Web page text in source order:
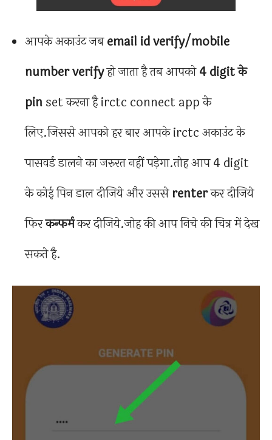
आपके अकाउंट जबemail id verify/mobile
number verifyहो जाता है तब आपको4 digit के
pinset करना है irctc connect app के
लिए.जिससे आपको हर बार आपके irctc अकाउंट के
पासवर्ड डालने का जरुरत नहीं पड़ेगा.तोह आप 4 digit
के कोई पिन डाल दीजिये और उससेrenterकर दीजिये
फिरकन्फर्मकर दीजिये.जोह की आप निचे की चित्र में देख
सकते है.